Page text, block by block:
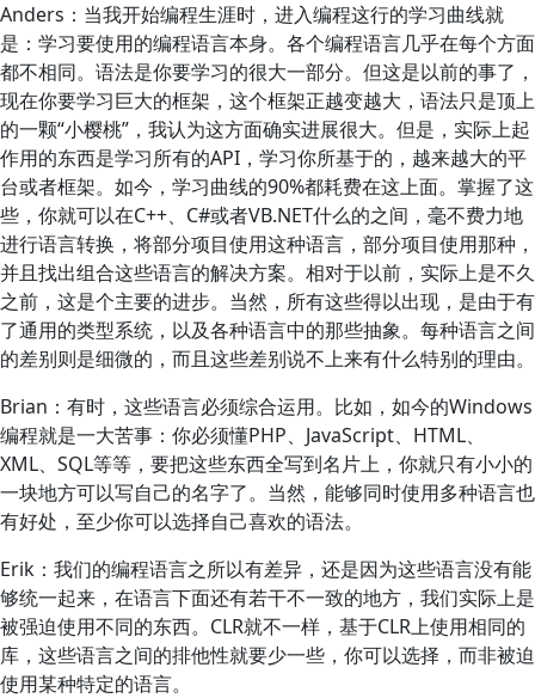
Anders：当我开始编程生涯时，进入编程这行的学习曲线就
是：学习要使用的编程语言本身。各个编程语言几乎在每个方面
都不相同。语法是你要学习的很大一部分。但这是以前的事了，
现在你要学习巨大的框架，这个框架正越变越大，语法只是顶上
的一颗“小樱桃”，我认为这方面确实进展很大。但是，实际上起
作用的东西是学习所有的API，学习你所基于的，越来越大的平
台或者框架。如今，学习曲线的90%都耗费在这上面。掌握了这
些，你就可以在C++、C#或者VB.NET什么的之间，毫不费力地
进行语言转换，将部分项目使用这种语言，部分项目使用那种，
并且找出组合这些语言的解决方案。相对于以前，实际上是不久
之前，这是个主要的进步。当然，所有这些得以出现，是由于有
了通用的类型系统，以及各种语言中的那些抽象。每种语言之间
的差别则是细微的，而且这些差别说不上来有什么特别的理由。
Brian：有时，这些语言必须综合运用。比如，如今的Windows
编程就是一大苦事：你必须懂PHP、JavaScript、HTML、
XML、SQL等等，要把这些东西全写到名片上，你就只有小小的
一块地方可以写自己的名字了。当然，能够同时使用多种语言也
有好处，至少你可以选择自己喜欢的语法。
Erik：我们的编程语言之所以有差异，还是因为这些语言没有能
够统一起来，在语言下面还有若干不一致的地方，我们实际上是
被强迫使用不同的东西。CLR就不一样，基于CLR上使用相同的
库，这些语言之间的排他性就要少一些，你可以选择，而非被迫
使用某种特定的语言。